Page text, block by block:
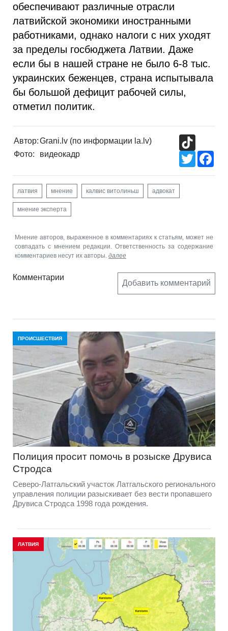
обеспечивают различные отрасли
латвийской экономики иностранными
работниками, однако налоги с них уходят
за пределы госбюджета Латвии. Даже
если бы в нашей стране не было 6-8 тыс.
украинских беженцев, страна испытывала
бы большой дефицит рабочей силы,
отметил политик.
Автор:Grani.lv (по информации la.lv)
Фото:
видеокадр
Twitter
латвия мнение калвис витолиньш адвокат
мнение эксперта
Мнение авторов, выраженное в комментариях к статьям, может не
совпадать с мнением редакции. Ответственность за содержание
комментариев несут их авторы. далее
Комментарии
Добавить комментарий
ПРОИСШЕСТВИЯ
Полиция просит помочь в розыске Друвиса
Стродса
Северо-Латгальский участок Латгальского регионального
управления полиции разыскивает без вести пропавшего
Друвиса Стродса 1998 года рождения.
ЛАТВИЯ